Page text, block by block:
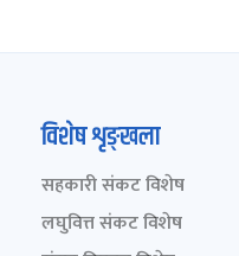
विशेष शृङ्खला
सहकारी संकट विशेष
लघुवित्त संकट विशेष